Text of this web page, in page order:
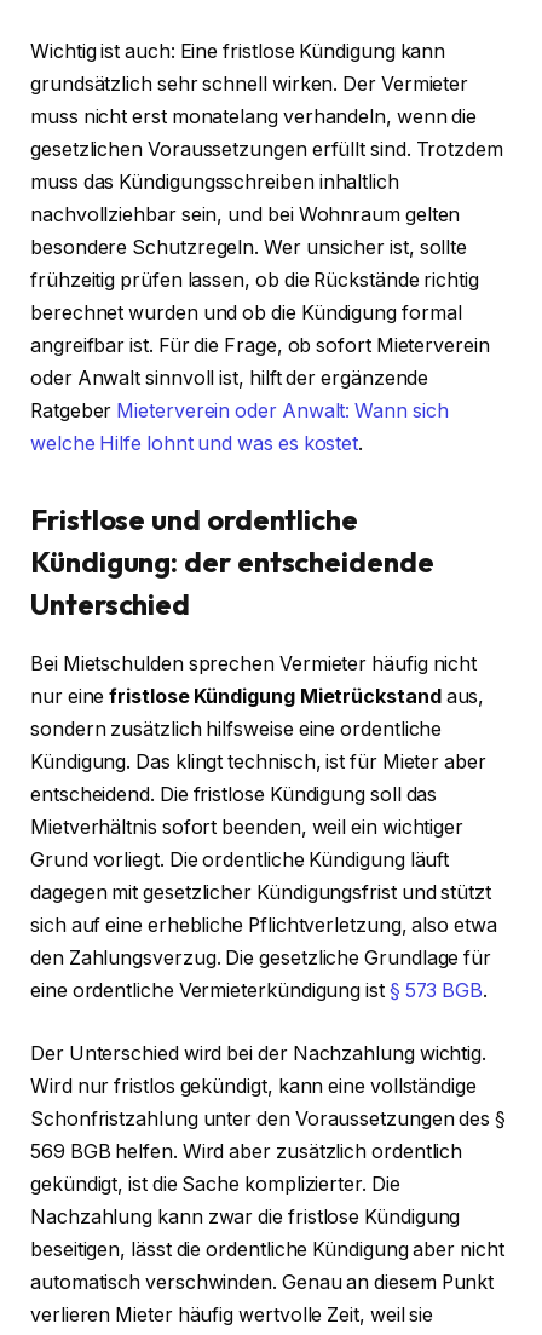
Wichtig ist auch: Eine fristlose Kündigung kann
grundsätzlich sehr schnell wirken. Der Vermieter
muss nicht erst monatelang verhandeln, wenn die
gesetzlichen Voraussetzungen erfüllt sind. Trotzdem
muss das Kündigungsschreiben inhaltlich
nachvollziehbar sein, und bei Wohnraum gelten
besondere Schutzregeln. Wer unsicher ist, sollte
frühzeitig prüfen lassen, ob die Rückstände richtig
berechnet wurden und ob die Kündigung formal
angreifbar ist. Für die Frage, ob sofort Mieterverein
oder Anwalt sinnvoll ist, hilft der ergänzende
Ratgeber Mieterverein oder Anwalt: Wann sich
welche Hilfe lohnt und was es kostet.
Fristlose und ordentliche
Kündigung: der entscheidende
Unterschied
Bei Mietschulden sprechen Vermieter häufig nicht
nur einefristlose Kündigung Mietrückstand aus,
sondern zusätzlich hilfsweise eine ordentliche
Kündigung. Das klingt technisch, ist für Mieter aber
entscheidend. Die fristlose Kündigung soll das
Mietverhältnis sofort beenden, weil ein wichtiger
Grund vorliegt. Die ordentliche Kündigung läuft
dagegen mit gesetzlicher Kündigungsfrist und stützt
sich auf eine erhebliche Pflichtverletzung, also etwa
den Zahlungsverzug. Die gesetzliche Grundlage für
eine ordentliche Vermieterkündigung ist § 573 BGB.
Der Unterschied wird bei der Nachzahlung wichtig.
Wird nur fristlos gekündigt, kann eine vollständige
Schonfristzahlung unter den Voraussetzungen des §
569 BGB helfen. Wird aber zusätzlich ordentlich
gekündigt, ist die Sache komplizierter. Die
Nachzahlung kann zwar die fristlose Kündigung
beseitigen, lässt die ordentliche Kündigung aber nicht
automatisch verschwinden. Genau an diesem Punkt
verlieren Mieter häufig wertvolle Zeit, weil sie